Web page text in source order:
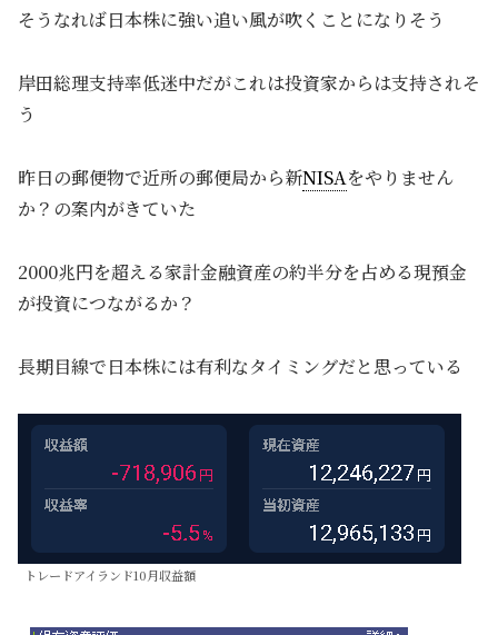
そうなれば日本株に強い追い風が吹くことになりそう
岸田総理支持率低迷中だがこれは投資家からは支持されそ
う
昨日の郵便物で近所の郵便局から新NISAをやりません
か？の案内がきていた
2000兆円を超える家計金融資産の約半分を占める現預金
が投資につながるか？
長期目線で日本株には有利なタイミングだと思っている
トレードアイランド10月収益額